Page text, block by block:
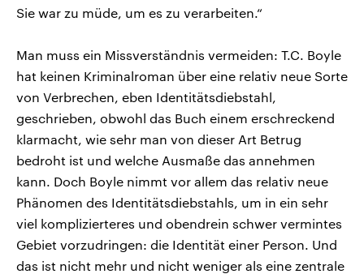
Sie war zu müde, um es zu verarbeiten.“
Man muss ein Missverständnis vermeiden: T.C. Boyle
hat keinen Kriminalroman über eine relativ neue Sorte
von Verbrechen, eben Identitätsdiebstahl,
geschrieben, obwohl das Buch einem erschreckend
klarmacht, wie sehr man von dieser Art Betrug
bedroht ist und welche Ausmaße das annehmen
kann. Doch Boyle nimmt vor allem das relativ neue
Phänomen des Identitätsdiebstahls, um in ein sehr
viel komplizierteres und obendrein schwer vermintes
Gebiet vorzudringen: die Identität einer Person. Und
das ist nicht mehr und nicht weniger als eine zentrale